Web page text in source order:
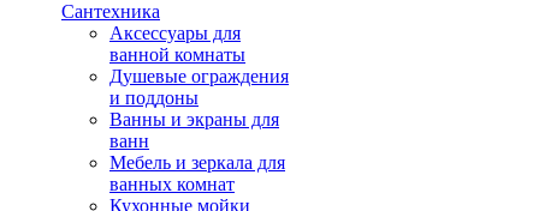
Сантехника
Аксессуары для
ванной комнаты
Душевые ограждения
и поддоны
Ванны и экраны для
ванн
Мебель и зеркала для
ванных комнат
Кухонные мойки